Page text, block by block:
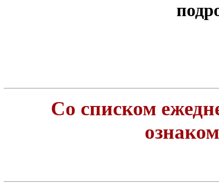
Со списком